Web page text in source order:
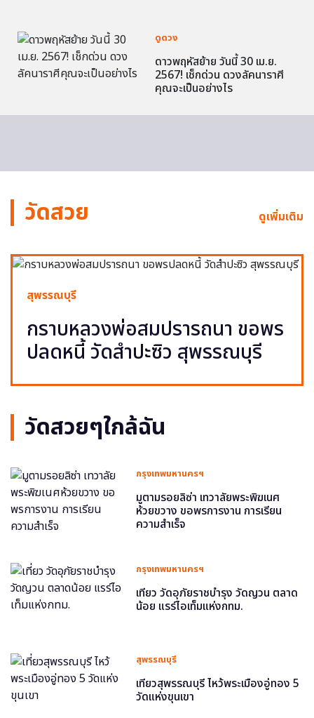
ดูดวง
ดาวพฤหัสย้าย วันนี้ 30 เม.ย.
2567! เช็กด่วน ดวงลัคนาราศี
คุณจะเป็นอย่างไร
วัดสวย ดูเพิ่มเติม
สุพรรณบุรี
กราบหลวงพ่อสมปรารถนา ขอพร
ปลดหนี้ วัดสำปะซิว สุพรรณบุรี
วัดสวยๆใกล้ฉัน
กรุงเทพมหานครฯ
มูตามรอยลิซ่า เทวาลัยพระพิฆเนศ
ห้วยขวาง ขอพรการงาน การเรียน
ความสำเร็จ
กรุงเทพมหานครฯ
เที่ยว วัดอุภัยราชบำรุง วัดญวน ตลาด
น้อย แรร์ไอเท็มแห่งกทม.
สุพรรณบุรี
เที่ยวสุพรรณบุรี ไหว้พระเมืองอู่ทอง 5
วัดแห่งขุนเขา